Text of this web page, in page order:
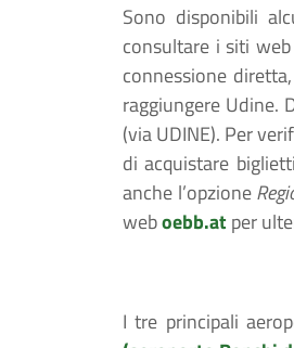
Sono disponibili
consultare i siti web
connessione
raggiungere Udine.
(via UDINE). Per
di acquistare
anche l’opzione
weboebb.atper
I tre principali